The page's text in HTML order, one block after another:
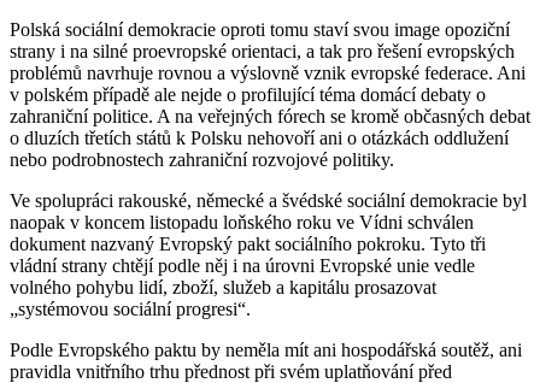
Polská sociální demokracie oproti tomu staví svou image opoziční
strany i na silné proevropské orientaci, a tak pro řešení evropských
problémů navrhuje rovnou a výslovně vznik evropské federace. Ani
v polském případě ale nejde o profilující téma domácí debaty o
zahraniční politice. A na veřejných fórech se kromě občasných debat
o dluzích třetích států k Polsku nehovoří ani o otázkách oddlužení
nebo podrobnostech zahraniční rozvojové politiky.
Ve spolupráci rakouské, německé a švédské sociální demokracie byl
naopak v koncem listopadu loňského roku ve Vídni schválen
dokument nazvaný Evropský pakt sociálního pokroku. Tyto tři
vládní strany chtějí podle něj i na úrovni Evropské unie vedle
volného pohybu lidí, zboží, služeb a kapitálu prosazovat
„systémovou sociální progresi“.
Podle Evropského paktu by neměla mít ani hospodářská soutěž, ani
pravidla vnitřního trhu přednost při svém uplatňování před